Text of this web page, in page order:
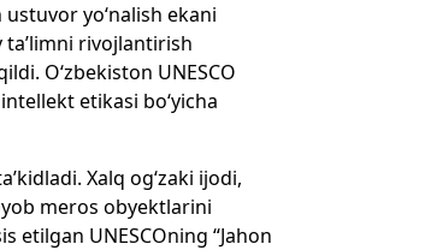
yo‘nalish ekani
rivojlantirish
O‘zbekiston UNESCO
etikasi bo‘yicha
Xalq og‘zaki ijodi,
meros obyektlarini
etilgan UNESCOning “Jahon